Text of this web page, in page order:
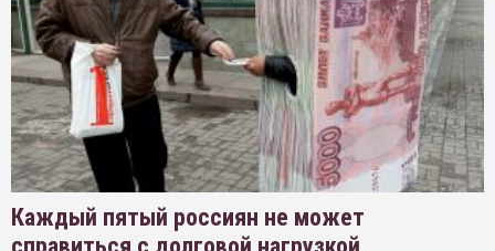
Каждый пятый россиян не может